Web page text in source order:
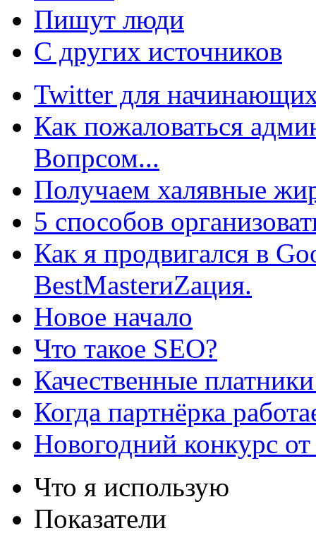
Пишут люди
С других источников
Twitter для
Как пожаловаться
Вопрсом...
Получаем халявные
5 способов
Как я продвигался в
BestMasterиZация.
Новое начало
Что такое SEO?
Качественные
Когда партнёрка
Новогодний конкурс
Что я использую
Показатели